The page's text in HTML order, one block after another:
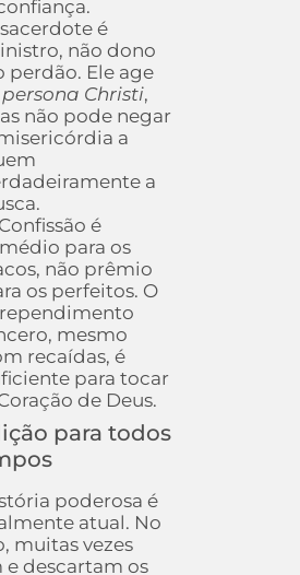
é
não dono
perdão. Ele age
Christi,
não pode negar
a
a
é
para os
não prêmio
os perfeitos. O
mesmo
recaídas, é
para tocar
de Deus.
para todos
poderosa é
atual. No
muitas vezes
e descartam os